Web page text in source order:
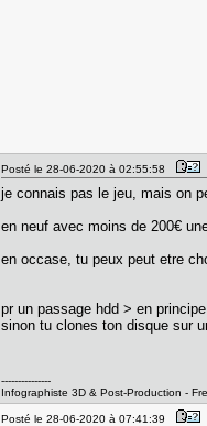
Posté le 28-06-2020 à 02:55:58
je connais pas le jeu, mais on
en neuf avec moins de 200€
en occase, tu peux peut etre
pr un passage hdd > en
sinon tu clones ton disque sur
---------------
Infographiste 3D & Post-Production -
Posté le 28-06-2020 à 07:41:39